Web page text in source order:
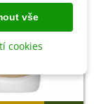
vše
cookies